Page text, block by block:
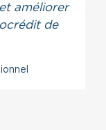
améliorer
de